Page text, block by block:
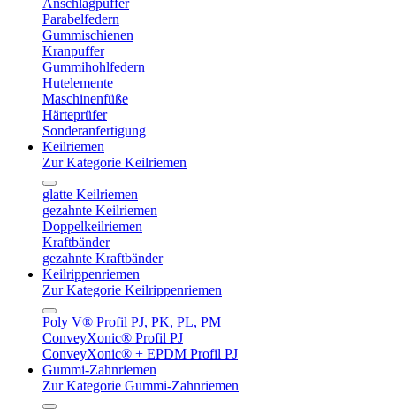
Anschlagpuffer
Parabelfedern
Gummischienen
Kranpuffer
Gummihohlfedern
Hutelemente
Maschinenfüße
Härteprüfer
Sonderanfertigung
Keilriemen
Zur Kategorie Keilriemen
glatte Keilriemen
gezahnte Keilriemen
Doppelkeilriemen
Kraftbänder
gezahnte Kraftbänder
Keilrippenriemen
Zur Kategorie Keilrippenriemen
Poly V® Profil PJ, PK, PL, PM
ConveyXonic® Profil PJ
ConveyXonic® + EPDM Profil PJ
Gummi-Zahnriemen
Zur Kategorie Gummi-Zahnriemen